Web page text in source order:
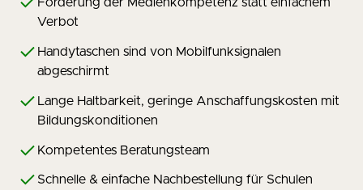
Förderung der Medienkompetenz statt einfachem
Verbot
Handytaschen sind von Mobilfunksignalen
abgeschirmt
Lange Haltbarkeit, geringe Anschaffungskosten mit
Bildungskonditionen
Kompetentes Beratungsteam
Schnelle & einfache Nachbestellung für Schulen